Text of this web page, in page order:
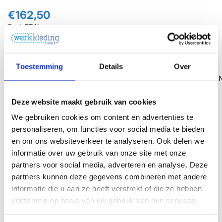
Toestemming Details Over
Deze website maakt gebruik van cookies
We gebruiken cookies om content en advertenties te
personaliseren, om functies voor social media te bieden
en om ons websiteverkeer te analyseren. Ook delen we
informatie over uw gebruik van onze site met onze
partners voor social media, adverteren en analyse. Deze
partners kunnen deze gegevens combineren met andere
informatie die u aan ze heeft verstrekt of die ze hebben
verzameld op basis van uw gebruik van hun services.
€196,63 Incl. BTW
€162,50
Excl. BTW
NL: 44 / BE: 38
In winkelwagen